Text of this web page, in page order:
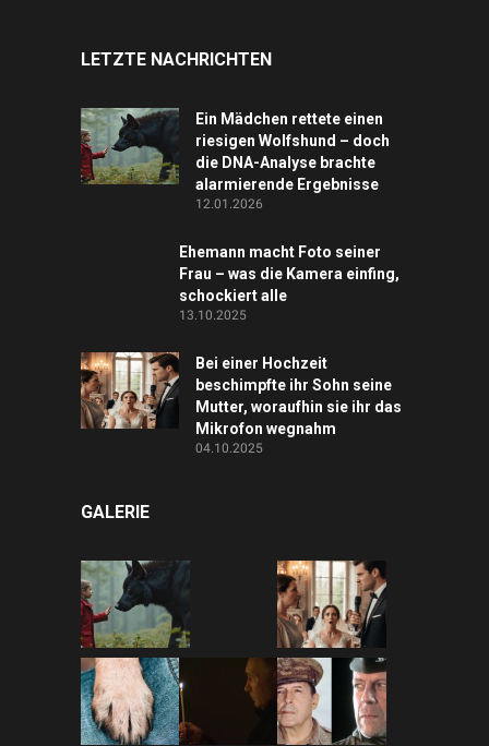
LETZTE NACHRICHTEN
Ein Mädchen rettete einen
riesigen Wolfshund – doch
die DNA-Analyse brachte
alarmierende Ergebnisse
12.01.2026
Ehemann macht Foto seiner
Frau – was die Kamera einfing,
schockiert alle
13.10.2025
Bei einer Hochzeit
beschimpfte ihr Sohn seine
Mutter, woraufhin sie ihr das
Mikrofon wegnahm
04.10.2025
GALERIE